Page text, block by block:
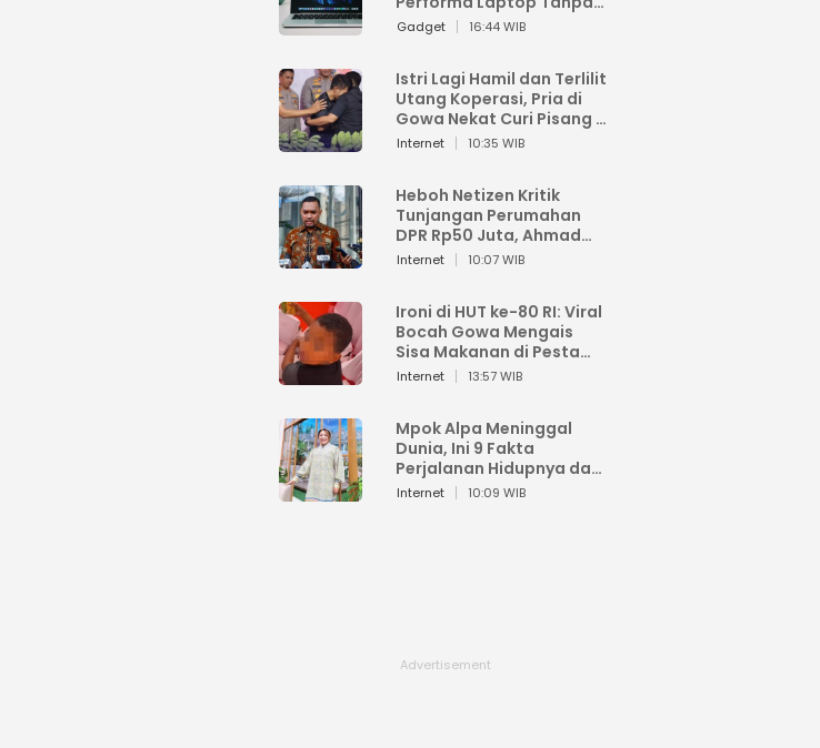
Harus Beli Baru
Gadget 16:44 WIB
Istri Lagi Hamil dan Terlilit
Utang Koperasi, Pria di
Gowa Nekat Curi Pisang 4
Tandan Milik Tetangga,
Internet 10:35 WIB
Heboh Netizen Kritik
Tunjangan Perumahan
DPR Rp50 Juta, Ahmad
Sahroni: Enggak Senang
Internet 10:07 WIB
Ironi di HUT ke-80 RI: Viral
Bocah Gowa Mengais
Sisa Makanan di Pesta
Kemerdekaan
Internet 13:57 WIB
Mpok Alpa Meninggal
Dunia, Ini 9 Fakta
Perjalanan Hidupnya dari
Viral hingga Puncak
Internet 10:09 WIB